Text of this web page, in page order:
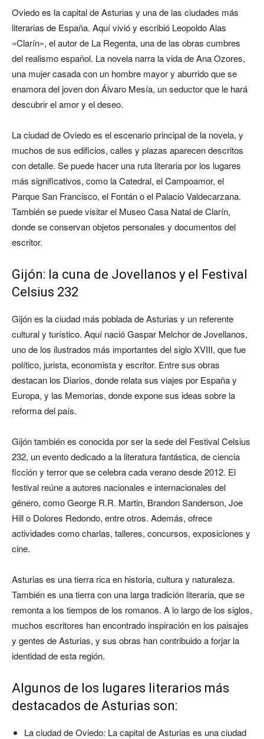
Oviedo es la capital de Asturias y una de las ciudades más
literarias de España. Aquí vivió y escribió Leopoldo Alas
«Clarín», el autor de La Regenta, una de las obras cumbres
del realismo español. La novela narra la vida de Ana Ozores,
una mujer casada con un hombre mayor y aburrido que se
enamora del joven don Álvaro Mesía, un seductor que le hará
descubrir el amor y el deseo.
La ciudad de Oviedo es el escenario principal de la novela, y
muchos de sus edificios, calles y plazas aparecen descritos
con detalle. Se puede hacer una ruta literaria por los lugares
más significativos, como la Catedral, el Campoamor, el
Parque San Francisco, el Fontán o el Palacio Valdecarzana.
También se puede visitar el Museo Casa Natal de Clarín,
donde se conservan objetos personales y documentos del
escritor.
Gijón: la cuna de Jovellanos y el Festival
Celsius 232
Gijón es la ciudad más poblada de Asturias y un referente
cultural y turístico. Aquí nació Gaspar Melchor de Jovellanos,
uno de los ilustrados más importantes del siglo XVIII, que fue
político, jurista, economista y escritor. Entre sus obras
destacan los Diarios, donde relata sus viajes por España y
Europa, y las Memorias, donde expone sus ideas sobre la
reforma del país.
Gijón también es conocida por ser la sede del Festival Celsius
232, un evento dedicado a la literatura fantástica, de ciencia
ficción y terror que se celebra cada verano desde 2012. El
festival reúne a autores nacionales e internacionales del
género, como George R.R. Martin, Brandon Sanderson, Joe
Hill o Dolores Redondo, entre otros. Además, ofrece
actividades como charlas, talleres, concursos, exposiciones y
cine.
Asturias es una tierra rica en historia, cultura y naturaleza.
También es una tierra con una larga tradición literaria, que se
remonta a los tiempos de los romanos. A lo largo de los siglos,
muchos escritores han encontrado inspiración en los paisajes
y gentes de Asturias, y sus obras han contribuido a forjar la
identidad de esta región.
Algunos de los lugares literarios más
destacados de Asturias son:
La ciudad de Oviedo: La capital de Asturias es una ciudad